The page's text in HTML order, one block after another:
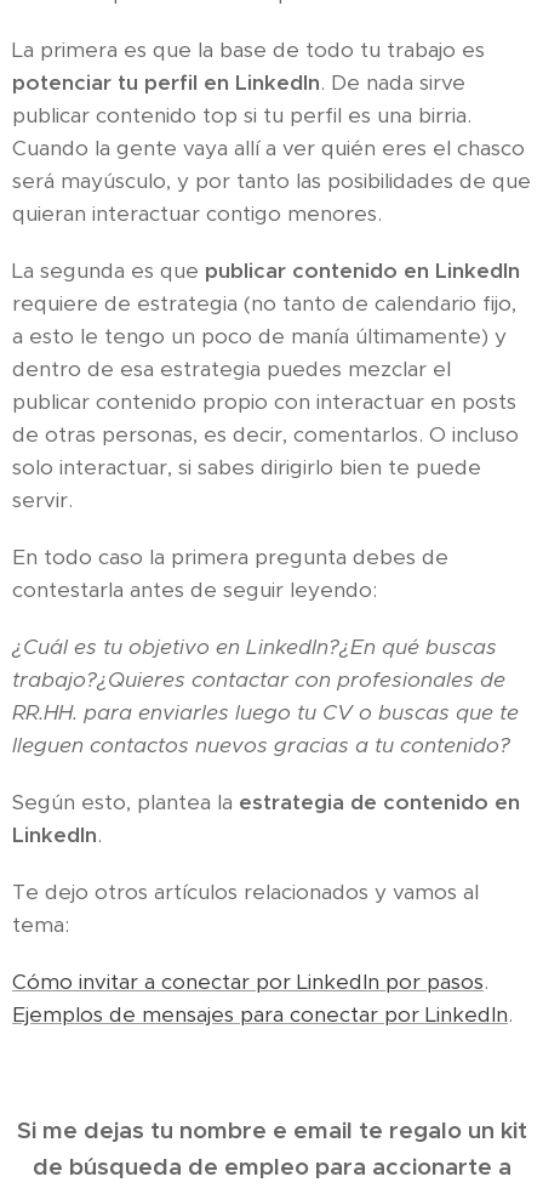
La primera es que la base de todo tu trabajo es
potenciar tu perfil en LinkedIn. De nada sirve
publicar contenido top si tu perfil es una birria.
Cuando la gente vaya allí a ver quién eres el chasco
será mayúsculo, y por tanto las posibilidades de que
quieran interactuar contigo menores.
La segunda es que publicar contenido en LinkedIn
requiere de estrategia (no tanto de calendario fijo,
a esto le tengo un poco de manía últimamente) y
dentro de esa estrategia puedes mezclar el
publicar contenido propio con interactuar en posts
de otras personas, es decir, comentarlos. O incluso
solo interactuar, si sabes dirigirlo bien te puede
servir.
En todo caso la primera pregunta debes de
contestarla antes de seguir leyendo:
¿Cuál es tu objetivo en LinkedIn?¿En qué buscas
trabajo?¿Quieres contactar con profesionales de
RR.HH. para enviarles luego tu CV o buscas que te
lleguen contactos nuevos gracias a tu contenido?
Según esto, plantea la estrategia de contenido en
LinkedIn.
Te dejo otros artículos relacionados y vamos al
tema:
Cómo invitar a conectar por LinkedIn por pasos.
Ejemplos de mensajes para conectar por LinkedIn.
Si me dejas tu nombre e email te regalo un kit
de búsqueda de empleo para accionarte a